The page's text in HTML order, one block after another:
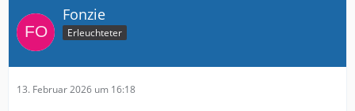
Fonzie
Erleuchteter
13. Februar 2026 um 16:18